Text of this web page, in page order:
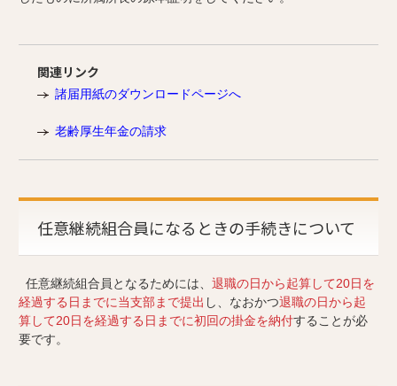
関連リンク
諸届用紙のダウンロードページへ
老齢厚生年金の請求
任意継続組合員になるときの手続きについて
任意継続組合員となるためには、 退職の日から起算して20日を
経過する日までに当支部まで提出 し、なおかつ退職の日から起
算して20日を経過する日までに初回の掛金を納付することが必
要です。